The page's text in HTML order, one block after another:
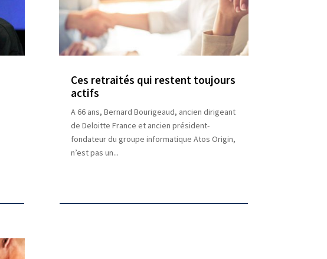
Ces retraités qui restent toujours
actifs
A 66 ans, Bernard Bourigeaud, ancien dirigeant
de Deloitte France et ancien président-
fondateur du groupe informatique Atos Origin,
n’est pas un...